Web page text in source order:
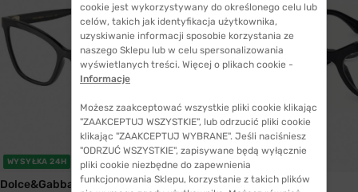
WYSYŁKA 24H
Dolce&Gabbana Guess
cookie jest wykorzystywany do określonego celu lub
celów, takich jak identyfikacja użytkownika,
uzyskiwanie informacji sposobie korzystania ze
naszego Sklepu lub w celu spersonalizowania
wyświetlanych treści. Więcej o plikach cookie -
Informacje
Możesz zaakceptować wszystkie pliki cookie klikając
"ZAAKCEPTUJ WSZYSTKIE", lub odrzucić pliki cookie
klikając "ZAAKCEPTUJ WYBRANE". Jeśli naciśniesz
"ODRZUĆ WSZYSTKIE", zapisywane będą wyłącznie
pliki cookie niezbędne do zapewnienia
funkcjonowania Sklepu, korzystanie z takich plików